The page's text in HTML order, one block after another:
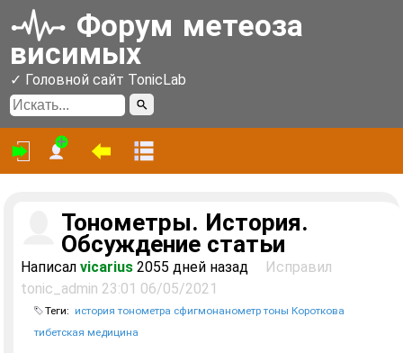
Форум метеоза
висимых
✓ Головной сайт TonicLab
Зарегистрироваться
На главную страницу форума
Линейное отображение
Тонометры. История.
Обсуждение статьи
Написал vicarius 2055 дней назад
Исправил
tonic_admin 23:01 06/05/2021
Теги: история тонометра сфигмонанометр тоны Короткова
тибетская медицина